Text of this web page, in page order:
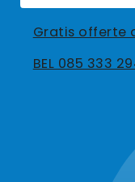
Gratis offerte
BEL 085 333